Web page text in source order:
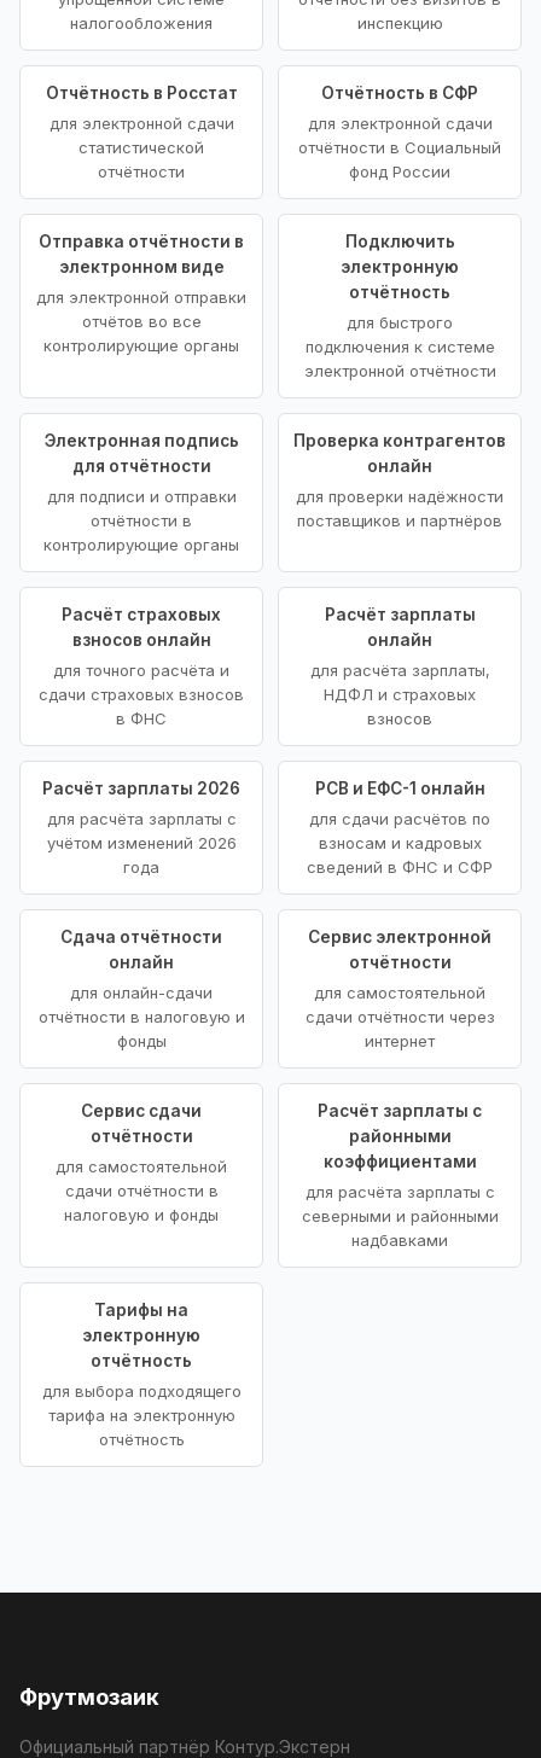
налогообложения
инспекцию
Отчётность в Росстат
для электронной сдачи
статистической
отчётности
Отчётность в СФР
для электронной сдачи
отчётности в Социальный
фонд России
Отправка отчётности в
электронном виде
для электронной отправки
отчётов во все
контролирующие органы
Подключить
электронную
отчётность
для быстрого
подключения к системе
электронной отчётности
Электронная подпись
для отчётности
для подписи и отправки
отчётности в
контролирующие органы
Проверка контрагентов
онлайн
для проверки надёжности
поставщиков и партнёров
Расчёт страховых
взносов онлайн
для точного расчёта и
сдачи страховых взносов
в ФНС
Расчёт зарплаты
онлайн
для расчёта зарплаты,
НДФЛ и страховых
взносов
Расчёт зарплаты 2026
для расчёта зарплаты с
учётом изменений 2026
года
РСВ и ЕФС-1 онлайн
для сдачи расчётов по
взносам и кадровых
сведений в ФНС и СФР
Сдача отчётности
онлайн
для онлайн-сдачи
отчётности в налоговую и
фонды
Сервис электронной
отчётности
для самостоятельной
сдачи отчётности через
интернет
Сервис сдачи
отчётности
для самостоятельной
сдачи отчётности в
налоговую и фонды
Расчёт зарплаты с
районными
коэффициентами
для расчёта зарплаты с
северными и районными
надбавками
Тарифы на
электронную
отчётность
для выбора подходящего
тарифа на электронную
отчётность
Фрутмозаик
Официальный партнёр Контур.Экстерн